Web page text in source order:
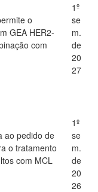
o
GEA HER2-
com
1º
se
m.
de
20
27
ao pedido de
o tratamento
com MCL
1º
se
m.
de
20
26